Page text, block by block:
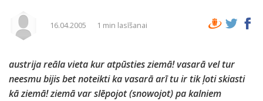
16.04.2005 1 min lasīšanai
austrija reāla vieta kur atpūsties ziemā! vasarā vel tur
neesmu bijis bet noteikti ka vasarā arī tu ir tik ļoti skiasti
kā ziemā! ziemā var slēpojot (snowojot) pa kalniem